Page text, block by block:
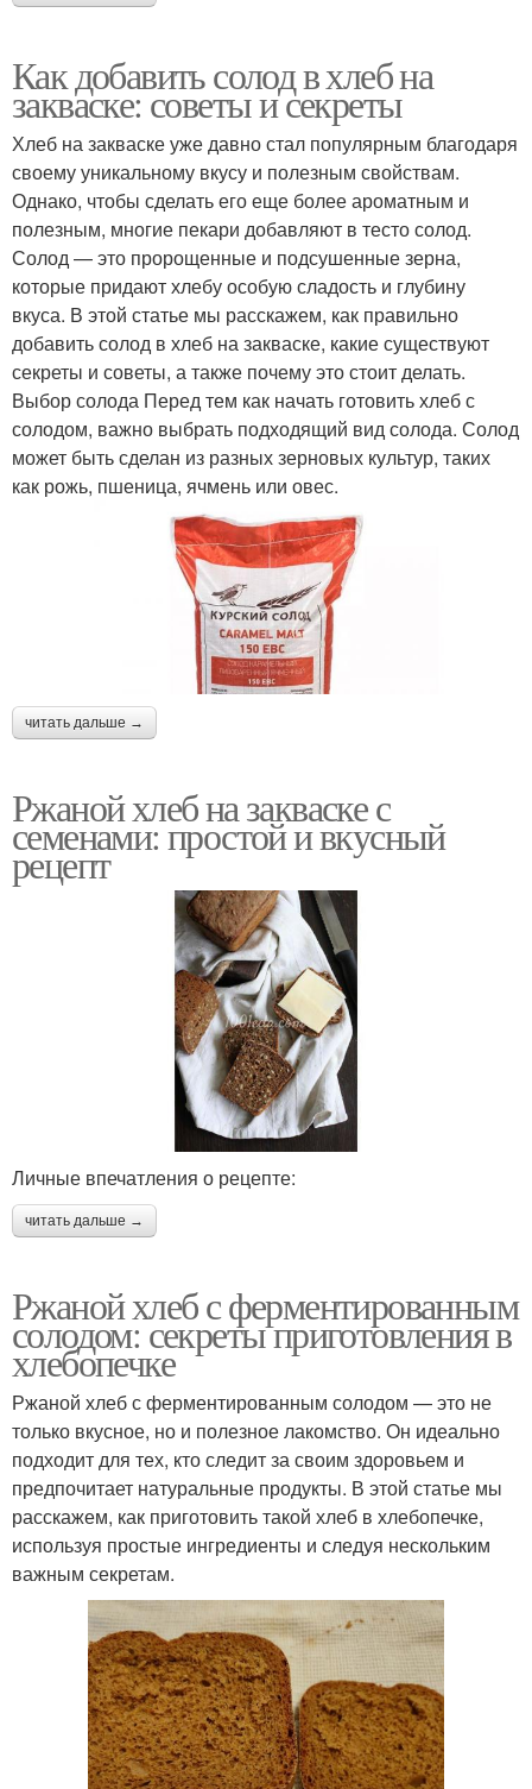
Как добавить солод в хлеб на
закваске: советы и секреты
Хлеб на закваске уже давно стал популярным благодаря
своему уникальному вкусу и полезным свойствам.
Однако, чтобы сделать его еще более ароматным и
полезным, многие пекари добавляют в тесто солод.
Солод — это пророщенные и подсушенные зерна,
которые придают хлебу особую сладость и глубину
вкуса. В этой статье мы расскажем, как правильно
добавить солод в хлеб на закваске, какие существуют
секреты и советы, а также почему это стоит делать.
Выбор солода Перед тем как начать готовить хлеб с
солодом, важно выбрать подходящий вид солода. Солод
может быть сделан из разных зерновых культур, таких
как рожь, пшеница, ячмень или овес.
читать дальше →
Ржаной хлеб на закваске с
семенами: простой и вкусный
рецепт
Личные впечатления о рецепте:
читать дальше →
Ржаной хлеб с ферментированным
солодом: секреты приготовления в
хлебопечке
Ржаной хлеб с ферментированным солодом — это не
только вкусное, но и полезное лакомство. Он идеально
подходит для тех, кто следит за своим здоровьем и
предпочитает натуральные продукты. В этой статье мы
расскажем, как приготовить такой хлеб в хлебопечке,
используя простые ингредиенты и следуя нескольким
важным секретам.